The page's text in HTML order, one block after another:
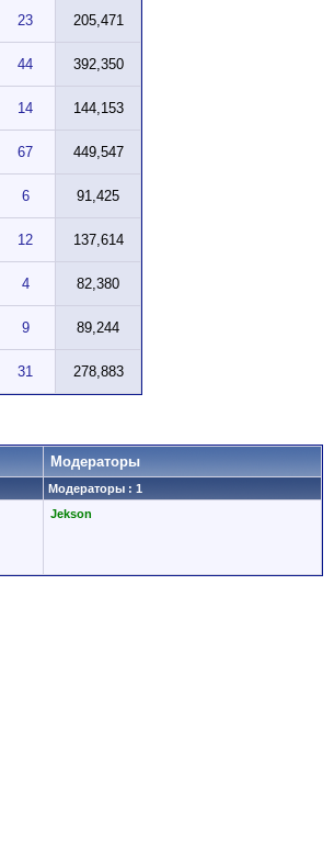
23 205,471
44 392,350
14 144,153
67 449,547
6 91,425
12 137,614
4 82,380
9 89,244
31 278,883
Модераторы
Модераторы : 1
Jekson